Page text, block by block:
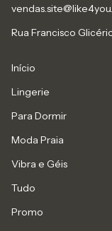
Rua Francisco
Início
Lingerie
Para Dormir
Moda Praia
Vibra e Géis
Tudo
Promo